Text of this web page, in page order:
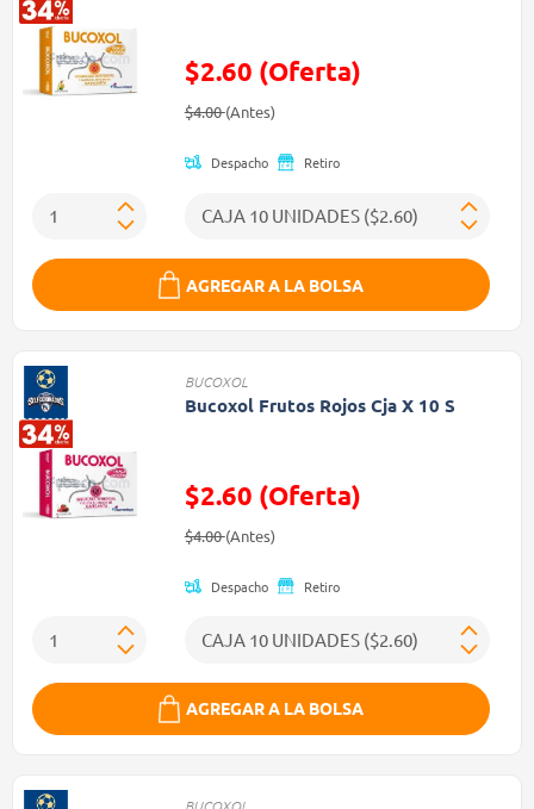
$2.60 (Oferta)
Precio reducido de
$4.00(Antes)(Oferta)
Despacho Retiro
AGREGAR A LA BOLSA
BUCOXOL
Bucoxol Frutos Rojos Cja X 10 S
$2.60 (Oferta)
Precio reducido de
$4.00(Antes)(Oferta)
Despacho Retiro
AGREGAR A LA BOLSA